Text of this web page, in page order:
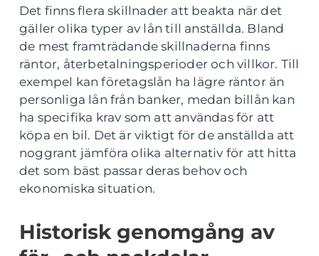
Det finns flera skillnader att beakta när det
gäller olika typer av lån till anställda. Bland
de mest framträdande skillnaderna finns
räntor, återbetalningsperioder och villkor. Till
exempel kan företagslån ha lägre räntor än
personliga lån från banker, medan billån kan
ha specifika krav som att användas för att
köpa en bil. Det är viktigt för de anställda att
noggrant jämföra olika alternativ för att hitta
det som bäst passar deras behov och
ekonomiska situation.
Historisk genomgång av